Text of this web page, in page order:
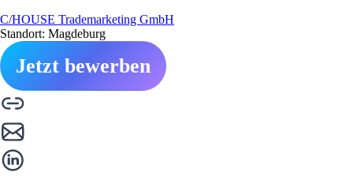
C/HOUSE Trademarketing GmbH
Standort: Magdeburg
Jetzt bewerben